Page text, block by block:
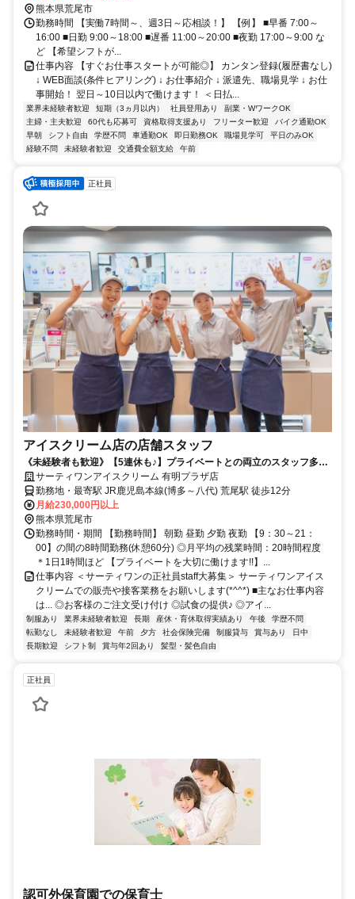
熊本県荒尾市
勤務時間 【実働7時間～、週3日～応相談！】 【例】 ■早番 7:00～
16:00 ■日勤 9:00～18:00 ■遅番 11:00～20:00 ■夜勤 17:00～9:00 な
ど 【希望シフトが...
仕事内容 【すぐお仕事スタートが可能◎】 カンタン登録(履歴書なし)
↓ WEB面談(条件ヒアリング) ↓ お仕事紹介 ↓ 派遣先、職場見学 ↓ お仕
事開始！ 翌日～10日以内で働けます！ ＜日払...
業界未経験者歓迎 短期（3ヵ月以内） 社員登用あり
副業・WワークOK
主婦・主夫歓迎
60代も応募可 資格取得支援あり フリーター歓迎
バイク通勤OK
早朝
シフト自由 学歴不問 車通勤OK 即日勤務OK 職場見学可
平日のみOK
経験不問
未経験者歓迎 交通費全額支給 午前
正社員
アイスクリーム店の店舗スタッフ
《未経験者も歓迎》【5連休も♪】プライベートとの両立のスタッフ多数
活躍！◎髪色自由♪
サーティワンアイスクリーム 有明プラザ店
勤務地・最寄駅 JR鹿児島本線(博多～八代) 荒尾駅 徒歩12分
月給230,000円以上
熊本県荒尾市
勤務時間・期間 【勤務時間】 朝勤 昼勤 夕勤 夜勤 【9：30～21：
00】の間の8時間勤務(休憩60分) ◎月平均の残業時間：20時間程度
＊1日1時間ほど 【プライベートを大切に働けます!!】...
仕事内容 ＜サーティワンの正社員staff大募集＞ サーティワンアイス
クリームでの販売や接客業務をお願いします(*^^*) ■主なお仕事内容
は... ◎お客様のご注文受け付け ◎試食の提供♪ ◎アイ...
制服あり 業界未経験者歓迎 長期 産休・育休取得実績あり 午後
学歴不問
転勤なし
未経験者歓迎 午前 夕方 社会保険完備 制服貸与 賞与あり
日中
長期歓迎
シフト制 賞与年2回あり 髪型・髪色自由
正社員
認可外保育園での保育士